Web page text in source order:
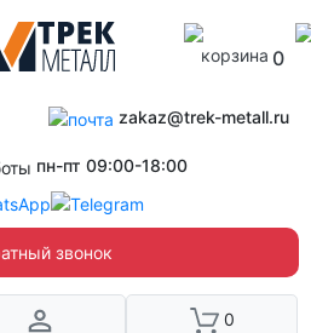
0
zakaz@trek-metall.ru
пн-пт 09:00-18:00
звонок
0